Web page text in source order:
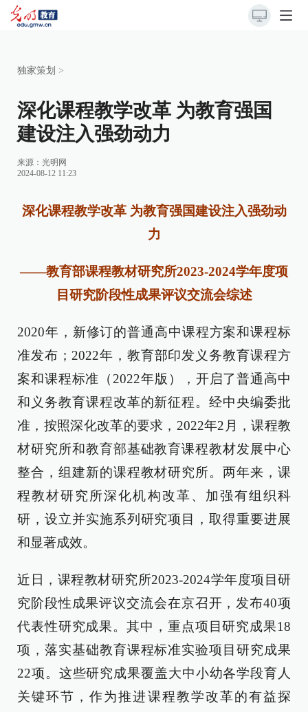
独家策划 >
深化课程教学改革 为教育强国
建设注入强劲动力
来源： 光明网
2024-08-12 11:23
深化课程教学改革 为教育强国建设注入强劲动
力
——教育部课程教材研究所2023-2024学年度项
目研究阶段性成果评议交流会综述
2020年，新修订的普通高中课程方案和课程标
准发布；2022年，教育部印发义务教育课程方
案和课程标准（2022年版），开启了普通高中
和义务教育课程改革的新征程。经中央编委批
准，按照深化改革的要求，2022年2月，课程教
材研究所和教育部基础教育课程教材发展中心
整合，组建新的课程教材研究所。两年来，课
程教材研究所深化机构改革、加强有组织科
研，设立并实施系列研究项目，取得重要进展
和显著成效。
近日，课程教材研究所2023-2024学年度项目研
究阶段性成果评议交流会在京召开，发布40项
代表性研究成果。其中，重点项目研究成果18
项，落实基础教育课程标准实验项目研究成果
22项。这些研究成果覆盖大中小幼各学段育人
关键环节，作为推进课程教学改革的有益探